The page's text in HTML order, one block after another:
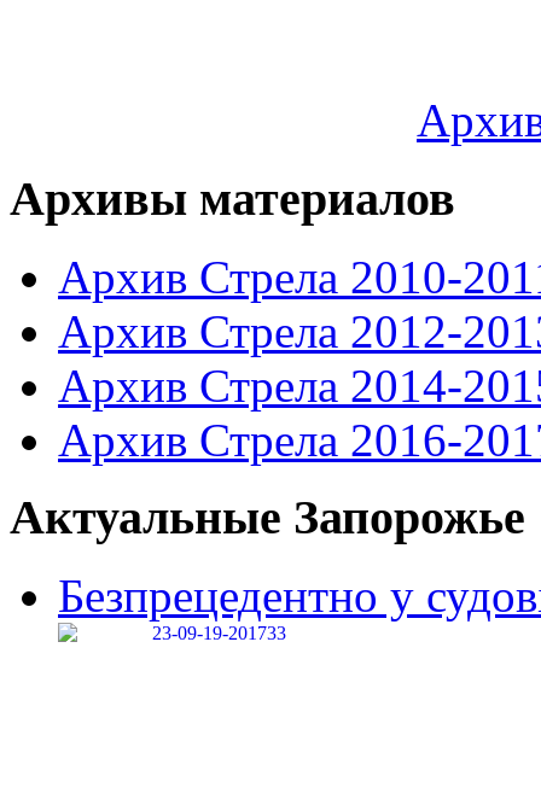
Архивы материалов
Архив Стрела 2010-
Архив Стрела 2012-
Архив Стрела 2014-
Архив Стрела 2016-
Актуальные Запорожье
Безпрецедентно у